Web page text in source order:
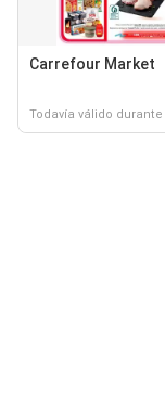
Carrefour Market
Todavía válido durante